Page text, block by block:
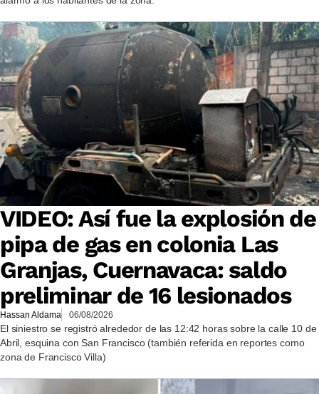
VIDEO: Así fue la explosión de
pipa de gas en colonia Las
Granjas, Cuernavaca: saldo
preliminar de 16 lesionados
Hassan Aldama 06/08/2026
El siniestro se registró alrededor de las 12:42 horas sobre la calle 10 de
Abril, esquina con San Francisco (también referida en reportes como
zona de Francisco Villa)